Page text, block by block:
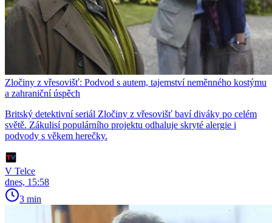
Zločiny z vřesovišť: Podvod s autem, tajemství neměnného kostýmu
a zahraniční úspěch
Britský detektivní seriál Zločiny z vřesovišť baví diváky po celém
světě. Zákulisí populárního projektu odhaluje skryté alergie i
podvody s věkem herečky.
V Telce
dnes, 15:58
3 min